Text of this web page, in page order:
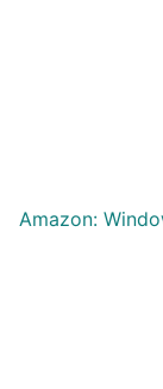
Amazon: